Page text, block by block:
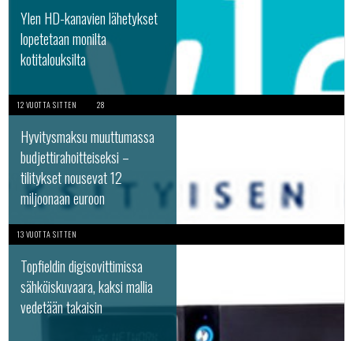
Ylen HD-kanavien lähetykset
lopetetaan monilta
kotitalouksilta
12 VUOTTA SITTEN 28
Hyvitysmaksu muuttumassa
budjettirahoitteiseksi –
tilitykset nousevat 12
miljoonaan euroon
13 VUOTTA SITTEN
Topfieldin digisovittimissa
sähköiskuvaara, kaksi mallia
vedetään takaisin